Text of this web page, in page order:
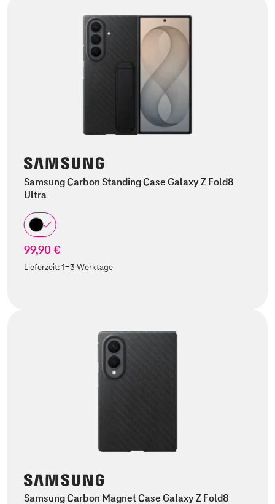
Samsung Carbon Standing Case Galaxy Z Fold8
Ultra
99,90 €
Lieferzeit:1-3 Werktage
Samsung Carbon Magnet Case Galaxy Z Fold8